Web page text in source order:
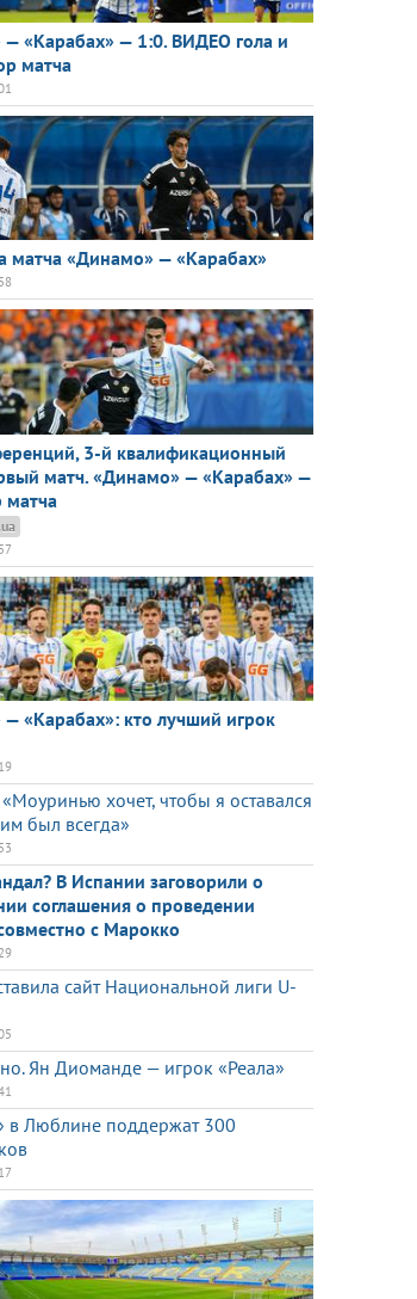
«Карабах» — 1:0. ВИДЕО гола и
матча
матча «Динамо» — «Карабах»
3-й квалификационный
матч. «Динамо» — «Карабах» —
матча
«Карабах»: кто лучший игрок
хочет, чтобы я оставался
был всегда»
В Испании заговорили о
соглашения о проведении
с Марокко
сайт Национальной лиги U-
Ян Диоманде — игрок «Реала»
в Люблине поддержат 300